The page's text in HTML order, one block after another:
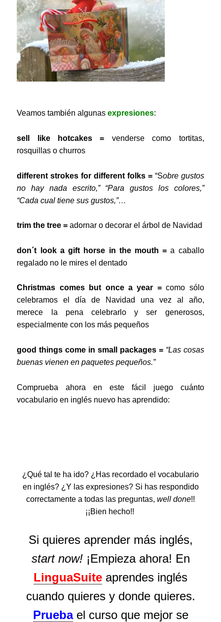
Veamos también algunasexpresiones:
sell like hotcakes = venderse como tortitas,
rosquillas o churros
different strokes for different folks =“Sobre gustos
no hay nada escrito,” “Para gustos los colores,”
“Cada cual tiene sus gustos,”…
trim the tree =adornar o decorar el árbol de Navidad
don´t look a gift horse in the mouth =a caballo
regalado no le mires el dentado
Christmas comes but once a year =como sólo
celebramos el día de Navidad una vez al año,
merece la pena celebrarlo y ser generosos,
especialmente con los más pequeños
good things come in small packages = “Las cosas
buenas vienen en paquetes pequeños.”
Comprueba ahora en este fácil juego cuánto
vocabulario en inglés nuevo has aprendido:
¿Qué tal te ha ido? ¿Has recordado el vocabulario
en inglés? ¿Y las expresiones? Si has respondido
correctamente a todas las preguntas, well done!!
¡¡Bien hecho!!
Si quieres aprender más inglés,
start now!¡Empieza ahora! En
LinguaSuite aprendes inglés
cuando quieres y donde quieres.
Pruebael curso que mejor se